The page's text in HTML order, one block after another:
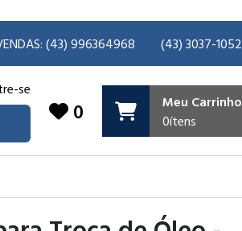
(43) 996364968 (43) 3037-1052
se
0
Meu Carrinho
0ítens